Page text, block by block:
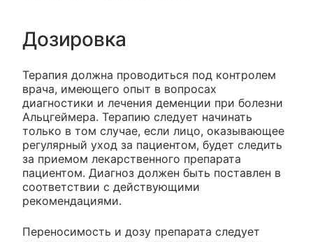
Дозировка
Терапия должна проводиться под контролем
врача, имеющего опыт в вопросах
диагностики и лечения деменции при болезни
Альцгеймера. Терапию следует начинать
только в том случае, если лицо, оказывающее
регулярный уход за пациентом, будет следить
за приемом лекарственного препарата
пациентом. Диагноз должен быть поставлен в
соответствии с действующими
рекомендациями.
Переносимость и дозу препарата следует